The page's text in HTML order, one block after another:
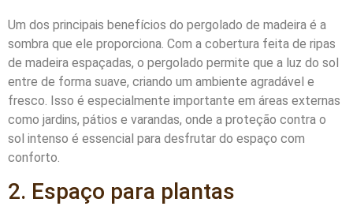
Um dos principais benefícios do pergolado de madeira é a
sombra que ele proporciona. Com a cobertura feita de ripas
de madeira espaçadas, o pergolado permite que a luz do sol
entre de forma suave, criando um ambiente agradável e
fresco. Isso é especialmente importante em áreas externas
como jardins, pátios e varandas, onde a proteção contra o
sol intenso é essencial para desfrutar do espaço com
conforto.
2. Espaço para plantas